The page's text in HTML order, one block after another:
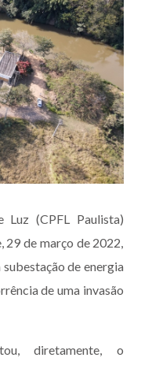
Luz (CPFL Paulista)
29 de março de 2022,
de energia
de uma invasão
diretamente, o